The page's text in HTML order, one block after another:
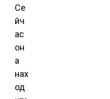
Се
йч
ас
он
а
нах
од